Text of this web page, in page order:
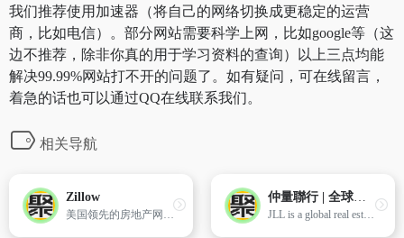
我们推荐使用加速器（将自己的网络切换成更稳定的运营
商，比如电信）。部分网站需要科学上网，比如google等（这
边不推荐，除非你真的用于学习资料的查询）以上三点均能
解决99.99%网站打不开的问题了。如有疑问，可在线留言，
着急的话也可以通过QQ在线联系我们。
相关导航
Zillow
美国领先的房地产网站,提供房屋出售、房屋租赁、房屋估价、抵押贷款、房地产经纪人搜索及更多。
仲量聯行 | 全球商業房地產服務 | 投資管理
JLL is a global real estate services firm specialising in commercial property and investment management, providing services for real estate owners, occupiers and investors worldwide